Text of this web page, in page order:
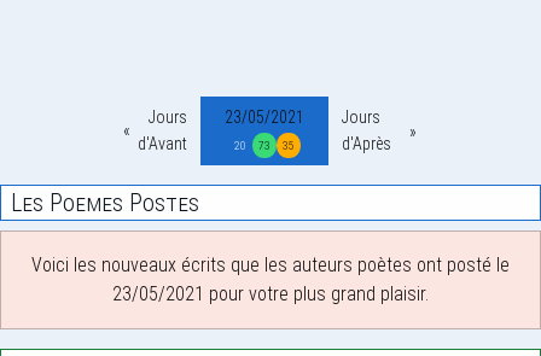
Jours
d'Avant
23/05/2021
20 73 35
Jours
d'Après
Les Poemes Postes
Voici les nouveaux écrits que les auteurs poètes ont posté le
23/05/2021 pour votre plus grand plaisir.